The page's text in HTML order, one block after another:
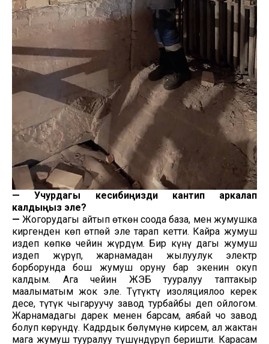
—
Учурдагы кесибиңизди кантип аркалап
калдыңыз эле?
— Жогорудагы айтып өткөн соода база, мен жумушка
киргенден көп өтпөй эле тарап кетти. Кайра жумуш
издеп көпкө чейин жүрдүм. Бир күнү дагы жумуш
издеп жүрүп, жарнамадан жылуулук электр
борборунда бош жумуш оруну бар экенин окуп
калдым. Ага чейин ЖЭБ тууралуу таптакыр
маалыматым жок эле. Түтүктү изоляциялоо керек
десе, түтүк чыгаруучу завод турбайбы деп ойлогом.
Жарнамадагы дарек менен барсам, аябай чоң завод
болуп көрүндү. Кадрдык бөлүмүнө кирсем, ал жактан
мага жумуш тууралуу түшүндүрүп беришти. Карасам